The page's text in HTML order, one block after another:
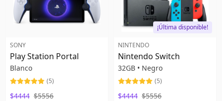
SONY
Play Station Portal
Blanco
(5)
$4444 $5556
¡Última disponible!
NINTENDO
Nintendo Switch
32GB • Negro
(5)
$4444 $5556